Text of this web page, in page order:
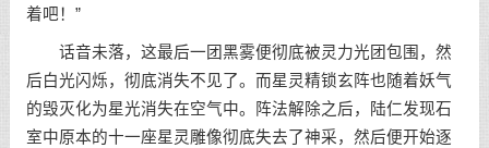
着吧！”
话音未落，这最后一团黑雾便彻底被灵力光团包围，然
后白光闪烁，彻底消失不见了。而星灵精锁玄阵也随着妖气
的毁灭化为星光消失在空气中。阵法解除之后，陆仁发现石
室中原本的十一座星灵雕像彻底失去了神采，然后便开始逐